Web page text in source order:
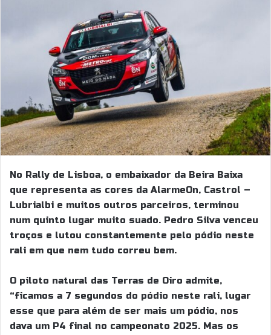
No Rally de Lisboa, o embaixador da Beira Baixa
que representa as cores da AlarmeOn, Castrol –
Lubrialbi e muitos outros parceiros, terminou
num quinto lugar muito suado. Pedro Silva venceu
troços e lutou constantemente pelo pódio neste
rali em que nem tudo correu bem.
O piloto natural das Terras de Oiro admite,
“ficamos a 7 segundos do pódio neste rali, lugar
esse que para além de ser mais um pódio, nos
dava um P4 final no campeonato 2025. Mas os